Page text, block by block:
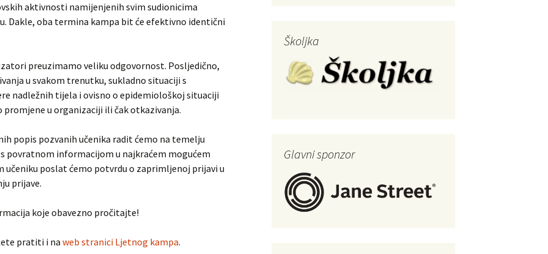
aktivnosti namijenjenih svim sudionicima
Dakle, oba termina kampa bit će efektivno identični
preuzimamo veliku odgovornost. Posljedično,
u svakom trenutku, sukladno situaciji s
nadležnih tijela i ovisno o epidemiološkoj situaciji
u organizaciji ili čak otkazivanja.
popis pozvanih učenika radit ćemo na temelju
povratnom informacijom u najkraćem mogućem
učeniku poslat ćemo potvrdu o zaprimljenoj prijavi u
prijave.
koje obavezno pročitajte!
pratiti i na web stranici Ljetnog kampa.
Školjka
Glavni sponzor